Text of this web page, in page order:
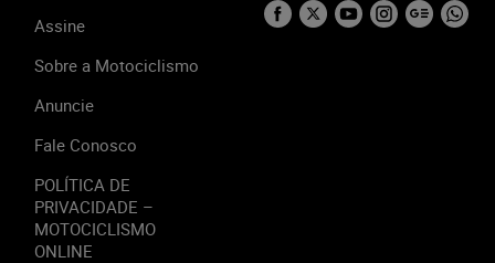
Assine
Sobre a Motociclismo
Anuncie
Fale Conosco
POLÍTICA DE
PRIVACIDADE –
MOTOCICLISMO
ONLINE